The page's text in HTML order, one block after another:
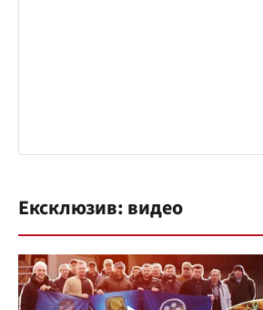
Ексклюзив: видео